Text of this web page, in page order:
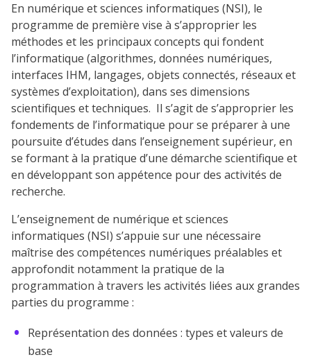
En numérique et sciences informatiques (NSI), le
programme de première vise à s’approprier les
méthodes et les principaux concepts qui fondent
l’informatique (algorithmes, données numériques,
interfaces IHM, langages, objets connectés, réseaux et
systèmes d’exploitation), dans ses dimensions
scientifiques et techniques. Il s’agit de s’approprier les
fondements de l’informatique pour se préparer à une
poursuite d’études dans l’enseignement supérieur, en
se formant à la pratique d’une démarche scientifique et
en développant son appétence pour des activités de
recherche.
L’enseignement de numérique et sciences
informatiques (NSI) s’appuie sur une nécessaire
maîtrise des compétences numériques préalables et
approfondit notamment la pratique de la
programmation à travers les activités liées aux grandes
parties du programme :
Représentation des données : types et valeurs de
base